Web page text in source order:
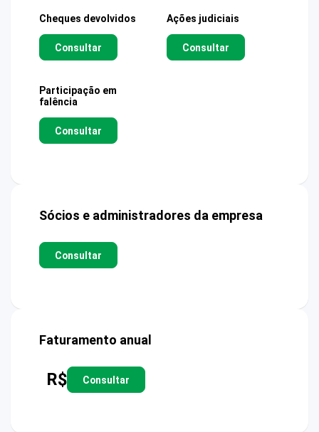
Cheques devolvidos
Consultar
Ações judiciais
Consultar
Participação em
falência
Consultar
Sócios e administradores da empresa
Consultar
Faturamento anual
R$ Consultar